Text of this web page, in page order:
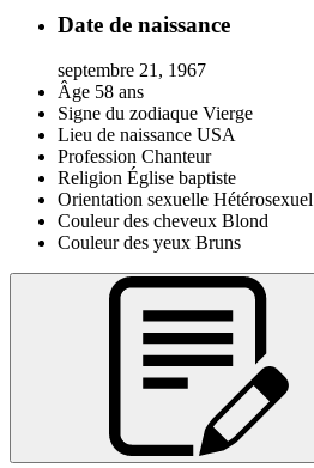
Date de naissance
septembre 21, 1967
Âge 58 ans
Signe du zodiaque Vierge
Lieu de naissance USA
Profession Chanteur
Religion Église baptiste
Orientation sexuelle Hétérosexuel
Couleur des cheveux Blond
Couleur des yeux Bruns